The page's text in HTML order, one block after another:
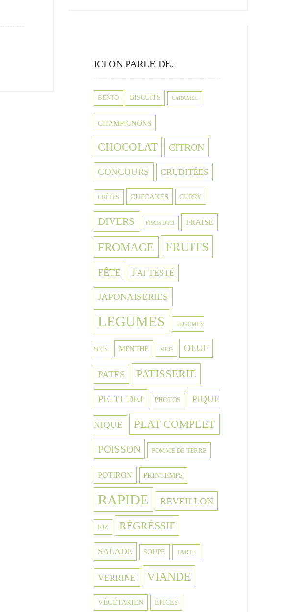
ICI ON PARLE DE:
BENTO BISCUITS CARAMEL
CHAMPIGNONS
CHOCOLAT CITRON
CONCOURS CRUDITÉES
CRÈPES CUPCAKES CURRY
DIVERS FRAIS D'ICI FRAISE
FROMAGE FRUITS
FÊTE J'AI TESTÉ
JAPONAISERIES
LEGUMES LEGUMES
SECS MENTHE MUG OEUF
PATES PATISSERIE
PETIT DEJ PHOTOS PIQUE
NIQUE PLAT COMPLET
POISSON POMME DE TERRE
POTIRON PRINTEMPS
RAPIDE REVEILLON
RIZ RÉGRÉSSIF
SALADE SOUPE TARTE
VERRINE VIANDE
VÉGÉTARIEN ÉPICES